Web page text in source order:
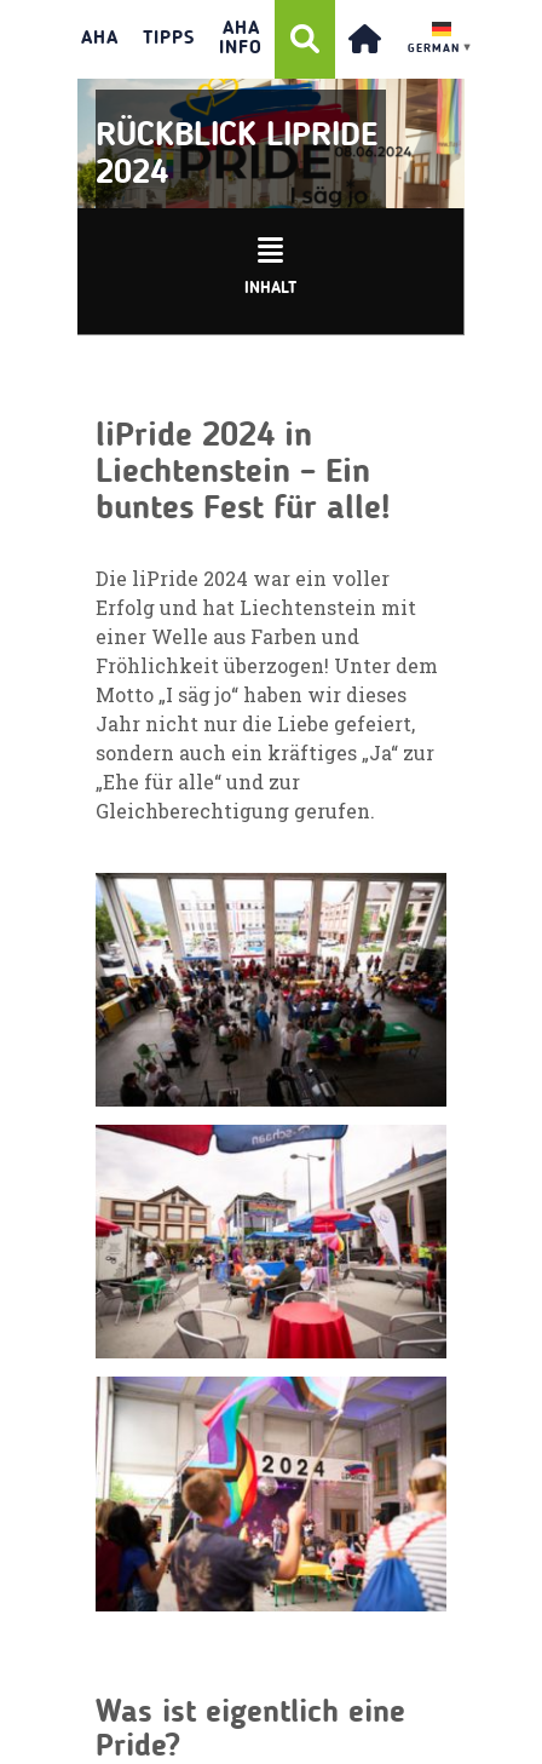
AHA TIPPS
AHA
INFO
GERMAN ▼
RÜCKBLICK LIPRIDE
2024
INHALT
liPride 2024 in
Liechtenstein – Ein
buntes Fest für alle!
Die liPride 2024 war ein voller
Erfolg und hat Liechtenstein mit
einer Welle aus Farben und
Fröhlichkeit überzogen! Unter dem
Motto „I säg jo“ haben wir dieses
Jahr nicht nur die Liebe gefeiert,
sondern auch ein kräftiges „Ja“ zur
„Ehe für alle“ und zur
Gleichberechtigung gerufen.
Was ist eigentlich eine
Pride?